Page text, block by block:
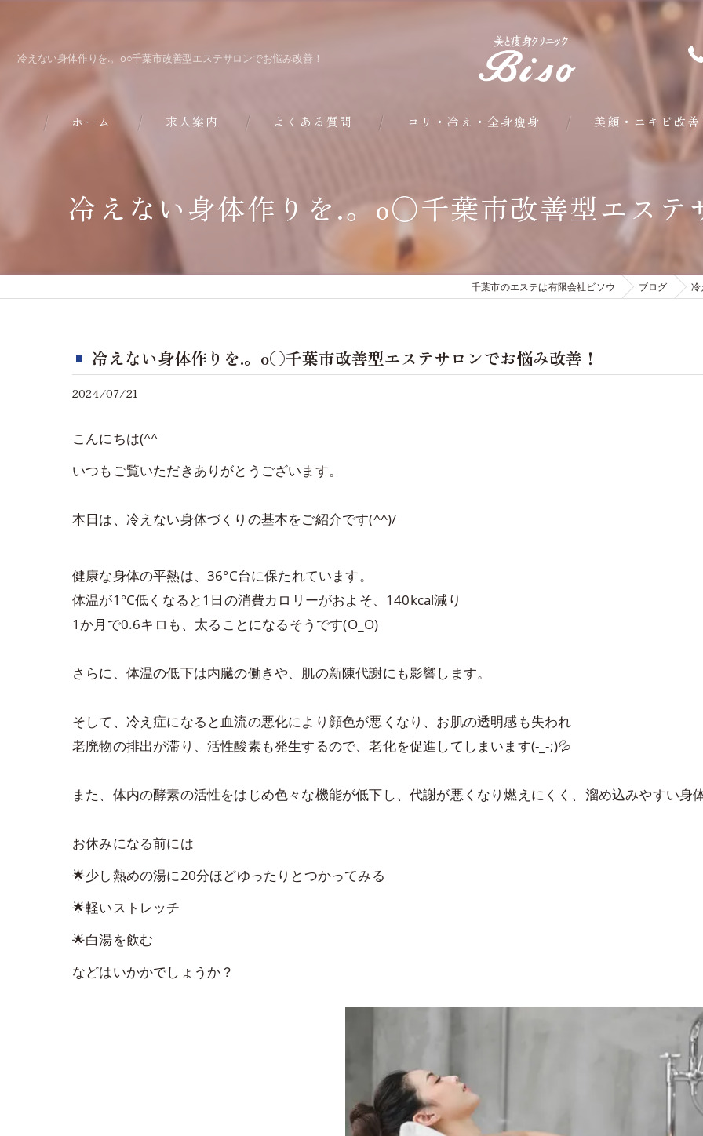
冷えない身体作りを.。o○千葉市改善型エステサロンでお悩み改善！
ホーム 求人案内 よくある質問 コリ・冷え・全身瘦身
皮下脂肪・内臓脂肪瘦身
クールシェイプ部分瘦身
美顔・ニキビ改善
冷えない身体作りを.。o○千葉市改善型エステ
千葉市のエステは有限会社ビソウ ブログ 冷
冷えない身体作りを.。o○千葉市改善型エステサロンでお悩み改善！
2024/07/21
こんにちは(^^
いつもご覧いただきありがとうございます。
本日は、冷えない身体づくりの基本をご紹介です(^^)/
健康な身体の平熱は、36°C台に保たれています。
体温が1°C低くなると1日の消費カロリーがおよそ、140kcal減り
1か月で0.6キロも、太ることになるそうです(O_O)
さらに、体温の低下は内臓の働きや、肌の新陳代謝にも影響します。
そして、冷え症になると血流の悪化により顔色が悪くなり、お肌の透明感も失われ
老廃物の排出が滞り、活性酸素も発生するので、老化を促進してしまいます(-_-;)💦
また、体内の酵素の活性をはじめ色々な機能が低下し、代謝が悪くなり燃えにくく、溜め込みやすい身
お休みになる前には
🌟少し熱めの湯に20分ほどゆったりとつかってみる
🌟軽いストレッチ
🌟白湯を飲む
などはいかかでしょうか？